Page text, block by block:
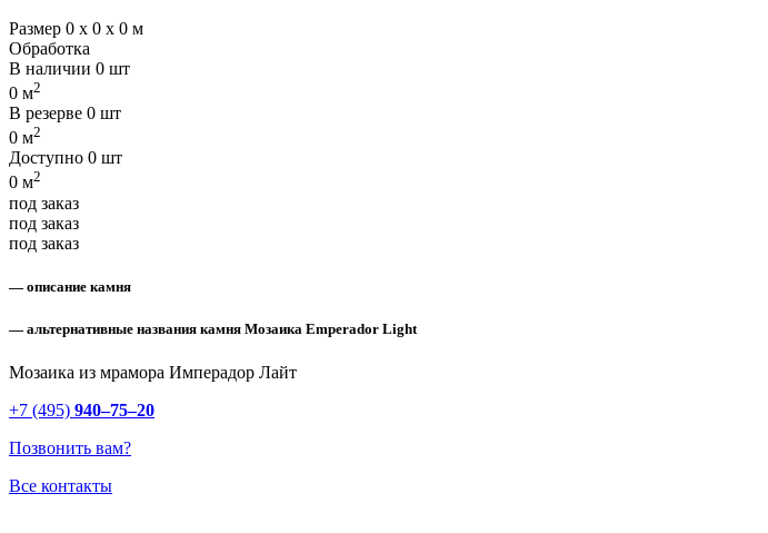
Размер 0 x 0 x 0 м
Обработка
В наличии 0 шт
0 м2
В резерве 0 шт
0 м2
Доступно 0 шт
0 м2
под заказ
под заказ
под заказ
— описание камня
— альтернативные названия камня Мозаика Emperador Light
Мозаика из мрамора Имперадор Лайт
+7 (495) 940–75–20
Позвонить вам?
Все контакты